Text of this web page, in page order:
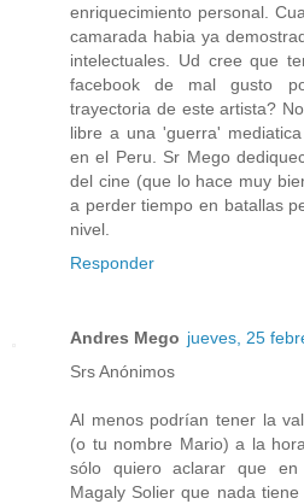
enriquecimiento personal.
camarada habia ya
intelectuales. Ud cree que
facebook de mal gusto
trayectoria de este artista?
libre a una 'guerra'
en el Peru. Sr Mego
del cine (que lo hace muy
a perder tiempo en batallas
nivel.
Responder
Andres Mego jueves, 25
Srs Anónimos
Al menos podrían tener la
(o tu nombre Mario) a la
sólo quiero aclarar que
Magaly Solier que nada